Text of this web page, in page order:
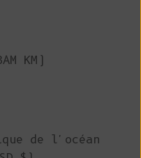
КМ)
de l'océan